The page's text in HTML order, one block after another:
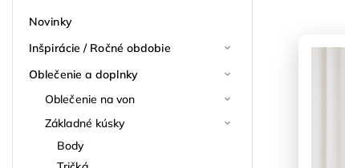
Novinky
Inšpirácie / Ročné obdobie
Oblečenie a doplnky
Oblečenie na von
Základné kúsky
Body